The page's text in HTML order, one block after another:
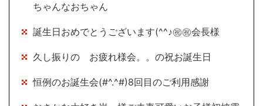
ちゃんなおちゃん
誕生日おめでとうございます(^^♪㊗㊗会長様
久し振りの お疲れ様会。。の祝お誕生日
恒例のお誕生会(#^.^#)8回目のご利用感謝